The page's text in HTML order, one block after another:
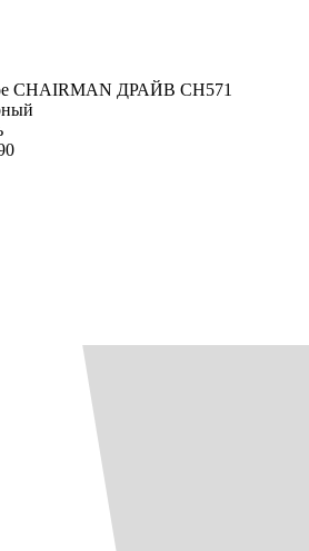
CHAIRMAN ДРАЙВ CH571